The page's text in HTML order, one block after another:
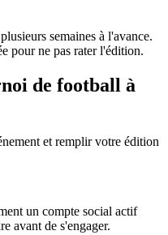
semaines à l'avance.
pour ne pas rater l'édition.
de football à
et remplir votre édition
un compte social actif
avant de s'engager.